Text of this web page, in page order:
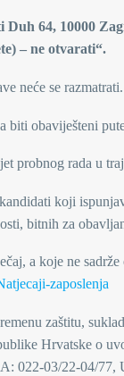
64, 10000
– ne otvarati“.
neće se razmatrati.
biti obaviješteni
probnog rada u
koji
bitnih za
a koje ne
zaposlenja
zaštitu,
Hrvatske o
022-03/22-04/77,